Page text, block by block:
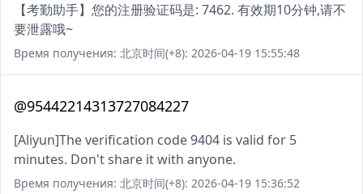
【考勤助手】您的注册验证码是: 7462. 有效期10分钟,请不
要泄露哦~
Время получения: 北京时间(+8): 2026-04-19 15:55:48
@95442214313727084227
[Aliyun]The verification code 9404 is valid for 5
minutes. Don't share it with anyone.
Время получения: 北京时间(+8): 2026-04-19 15:36:52